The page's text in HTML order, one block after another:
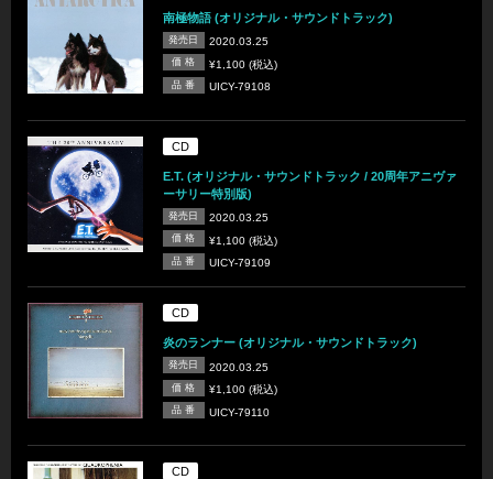
南極物語 (オリジナル・サウンドトラック)
発売日 2020.03.25
価 格 ¥1,100 (税込)
品 番 UICY-79108
CD
E.T. (オリジナル・サウンドトラック / 20周年アニヴァ
ーサリー特別版)
発売日 2020.03.25
価 格 ¥1,100 (税込)
品 番 UICY-79109
CD
炎のランナー (オリジナル・サウンドトラック)
発売日 2020.03.25
価 格 ¥1,100 (税込)
品 番 UICY-79110
CD